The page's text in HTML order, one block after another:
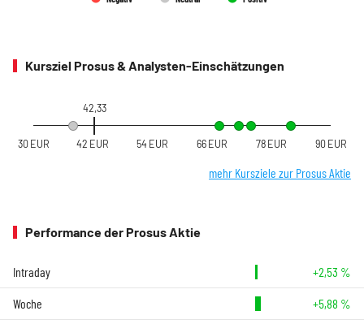
Kursziel Prosus & Analysten-Einschätzungen
42,33
30 EUR 42 EUR 54 EUR 66 EUR 78 EUR 90 EUR
mehr Kursziele zur Prosus Aktie
Performance der Prosus Aktie
Intraday +2,53 %
Woche +5,88 %